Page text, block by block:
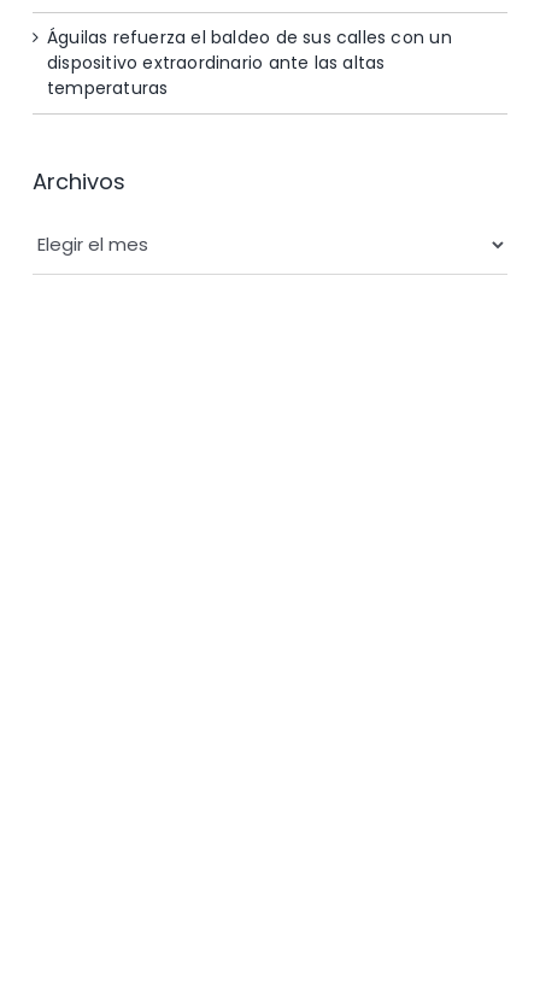
Águilas refuerza el baldeo de sus calles con un
dispositivo extraordinario ante las altas
temperaturas
Archivos